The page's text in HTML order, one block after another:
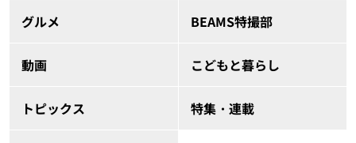
グルメ BEAMS特撮部
動画 こどもと暮らし
トピックス 特集・連載